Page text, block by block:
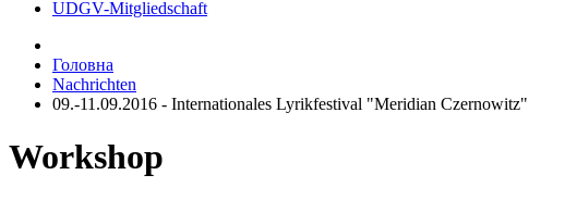
UDGV-Mitgliedschaft
Головна
Nachrichten
09.-11.09.2016 - Internationales Lyrikfestival "Meridian Czernowitz"
Workshop